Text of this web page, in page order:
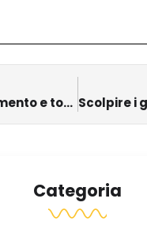
Dimagrimento e tonificazione: il percorso ideale in palestra
Categoria